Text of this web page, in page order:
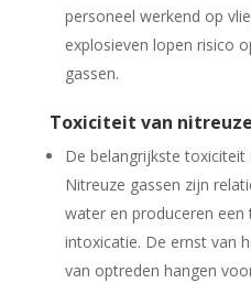
personeel werkend op
explosieven lopen risico
gassen.
Toxiciteit van
De belangrijkste
Nitreuze gassen zijn
water en produceren
intoxicatie. De ernst van
van optreden hangen